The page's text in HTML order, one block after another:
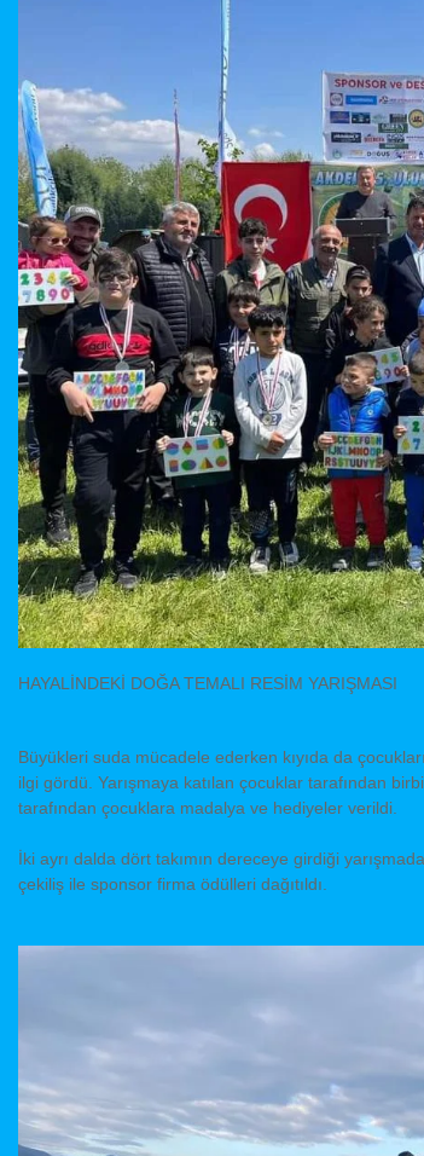
HAYALİNDEKİ DOĞA TEMALI RESİM YARIŞMASI
Büyükleri suda mücadele ederken kıyıda da
ilgi gördü. Yarışmaya katılan çocuklar tarafından
tarafından çocuklara madalya ve hediyeler verildi.
İki ayrı dalda dört takımın dereceye girdiği
çekiliş ile sponsor firma ödülleri dağıtıldı.